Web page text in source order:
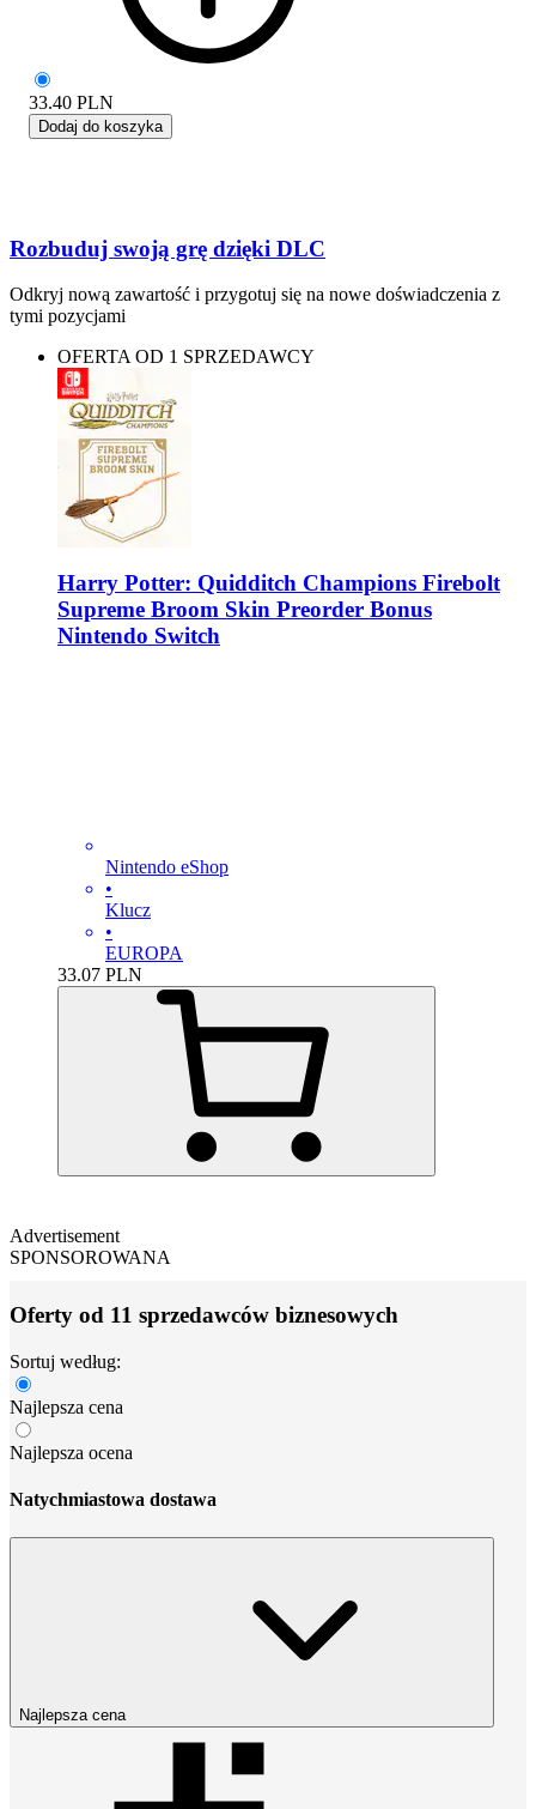
33.40 PLN
Dodaj do koszyka
Rozbuduj swoją grę dzięki DLC
Odkryj nową zawartość i przygotuj się na nowe doświadczenia z
tymi pozycjami
OFERTA OD 1 SPRZEDAWCY
Harry Potter: Quidditch Champions Firebolt
Supreme Broom Skin Preorder Bonus
Nintendo Switch
Nintendo eShop
•
Klucz
•
EUROPA
33.07 PLN
Advertisement
SPONSOROWANA
Oferty od 11 sprzedawców biznesowych
Sortuj według:
Najlepsza cena
Najlepsza ocena
Natychmiastowa dostawa
Najlepsza cena